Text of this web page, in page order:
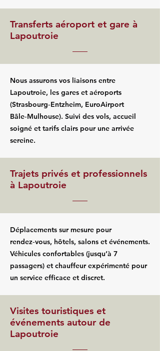
Transferts aéroport et gare à
Lapoutroie
Nous assurons vos liaisons entre
Lapoutroie, les gares et aéroports
(Strasbourg‑Entzheim, EuroAirport
Bâle‑Mulhouse). Suivi des vols, accueil
soigné et tarifs clairs pour une arrivée
sereine.
Trajets privés et professionnels
à Lapoutroie
Déplacements sur mesure pour
rendez‑vous, hôtels, salons et événements.
Véhicules confortables (jusqu’à 7
passagers) et chauffeur expérimenté pour
un service efficace et discret.
Visites touristiques et
événements autour de
Lapoutroie